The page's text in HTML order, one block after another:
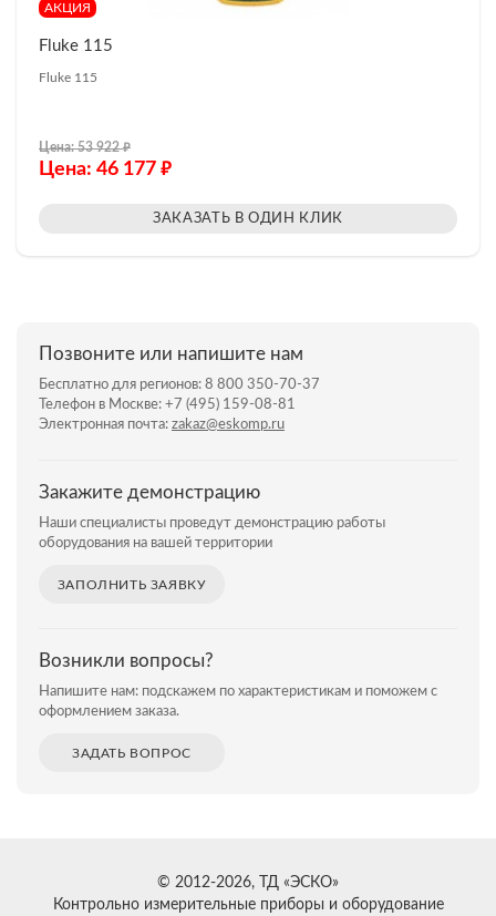
АКЦИЯ
Fluke 115
Fluke 115
Цена: 53 922₽
Цена: 46 177 ₽
ЗАКАЗАТЬ В ОДИН КЛИК
Позвоните или напишите нам
Бесплатно для регионов: 8 800 350-70-37
Телефон в Москве: +7 (495) 159-08-81
Электронная почта: zakaz@eskomp.ru
Закажите демонстрацию
Наши специалисты проведут демонстрацию работы
оборудования на вашей территории
ЗАПОЛНИТЬ ЗАЯВКУ
Возникли вопросы?
Напишите нам: подскажем по характеристикам и поможем с
оформлением заказа.
ЗАДАТЬ ВОПРОС
© 2012-2026, ТД «ЭСКО»
Контрольно измерительные приборы и оборудование